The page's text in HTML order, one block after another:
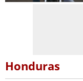
Honduras